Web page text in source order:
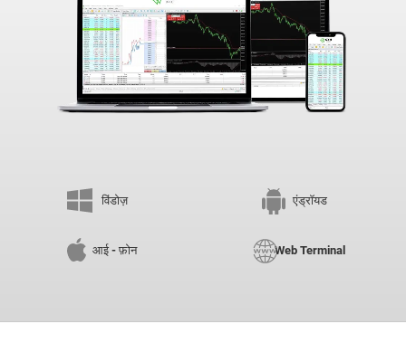
विंडोज़ एंड्रॉयड
आई - फ़ोन Web Terminal